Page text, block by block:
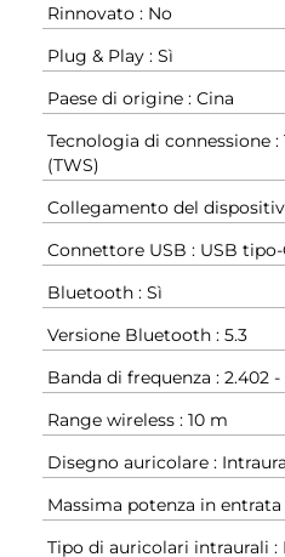
Rinnovato : No
Plug & Play : Sì
Paese di origine : Cina
Tecnologia di connessione
(TWS)
Collegamento del
Connettore USB : USB tipo-
Bluetooth : Sì
Versione Bluetooth : 5.3
Banda di frequenza : 2.402 -
Range wireless : 10 m
Disegno auricolare :
Massima potenza in
Tipo di auricolari intraurali :